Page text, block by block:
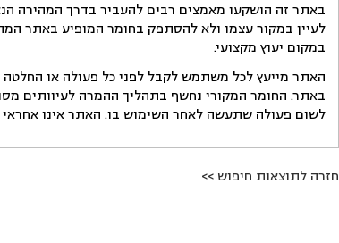
באתר זה הושקעו מאמצים רבים להעביר בדרך המהירה
לעיין במקור עצמו ולא להסתפק בחומר המופיע באתר
במקום יעוץ מקצועי.
האתר מייעץ לכל משתמש לקבל לפני כל פעולה או החלטה
באתר. החומר המקורי נחשף בתהליך ההמרה לעיוותים
לשום פעולה שתעשה לאחר השימוש בו. האתר אינו
חזרה לתוצאות חיפוש >>